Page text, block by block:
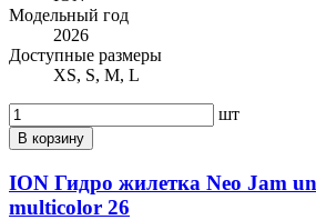
Модельный год
2026
Доступные размеры
XS, S, M, L
шт
В корзину
ION Гидро жилетка Neo Jam
multicolor 26